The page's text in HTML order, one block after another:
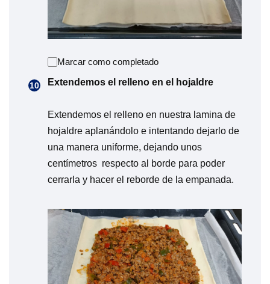
Marcar como completado
Extendemos el relleno en el hojaldre
Extendemos el relleno en nuestra lamina de
hojaldre aplanándolo e intentando dejarlo de
una manera uniforme, dejando unos
centímetros respecto al borde para poder
cerrarla y hacer el reborde de la empanada.